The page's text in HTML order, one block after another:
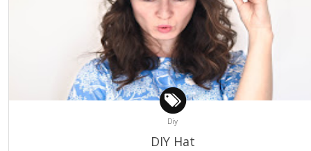
Diy
DIY Hat